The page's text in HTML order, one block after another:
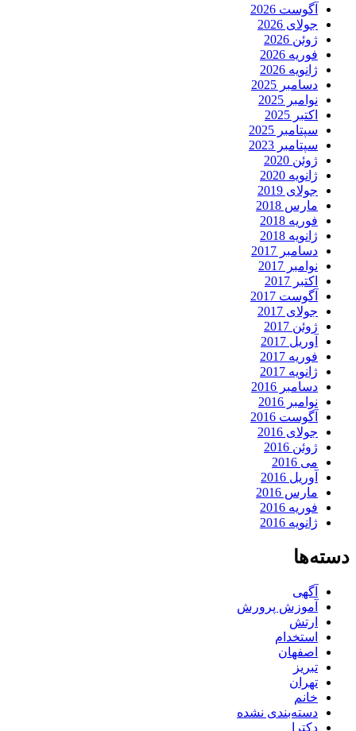
آگوست 2026
جولای 2026
ژوئن 2026
فوریه 2026
ژانویه 2026
دسامبر 2025
نوامبر 2025
اکتبر 2025
سپتامبر 2025
سپتامبر 2023
ژوئن 2020
ژانویه 2020
جولای 2019
مارس 2018
فوریه 2018
ژانویه 2018
دسامبر 2017
نوامبر 2017
اکتبر 2017
آگوست 2017
جولای 2017
ژوئن 2017
آوریل 2017
فوریه 2017
ژانویه 2017
دسامبر 2016
نوامبر 2016
آگوست 2016
جولای 2016
ژوئن 2016
می 2016
آوریل 2016
مارس 2016
فوریه 2016
ژانویه 2016
دسته‌ها
آگهی
آموزش پرورش
ارتش
استخدام
اصفهان
تبریز
تهران
خانم
دسته‌بندی نشده
دکترا